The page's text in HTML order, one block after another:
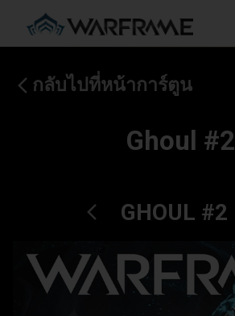
กลับไปที่หน้าการ์ตูน
Ghoul #2
GHOUL #2